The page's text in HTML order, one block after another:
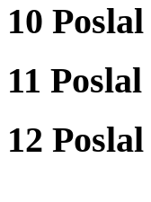
10 Poslal
11 Poslal
12 Poslal